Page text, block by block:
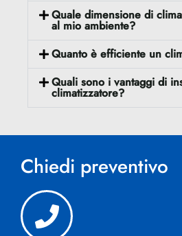
Quale dimensione di
al mio ambiente?
Quanto è efficiente un
Quali sono i vantaggi di
climatizzatore?
Chiedi preventivo